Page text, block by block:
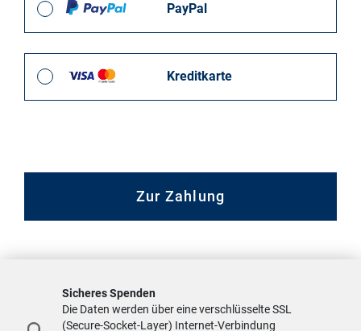
PayPal
Kreditkarte
Zur Zahlung
Sicheres Spenden
Die Daten werden über eine verschlüsselte SSL
(Secure-Socket-Layer) Internet-Verbindung